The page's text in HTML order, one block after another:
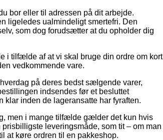
bor eller til adressen på dit arbejde.
ligeledes ualmindeligt smertefri. Den
som dog forudsætter at du opholder dig
i tilfælde af at vi skal bruge din ordre om kort
vedkommende vare.
på deres bedst sælgende varer,
indsendes før et besluttet
klar inden de lageransatte har fyraften.
men i mange tilfælde gælder det kun hvis
leveringsmåde, som tit – om man
at køre ordren til en pakkeshop.